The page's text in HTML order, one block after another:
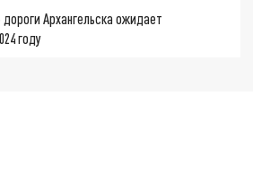
Архангельска ожидает
году